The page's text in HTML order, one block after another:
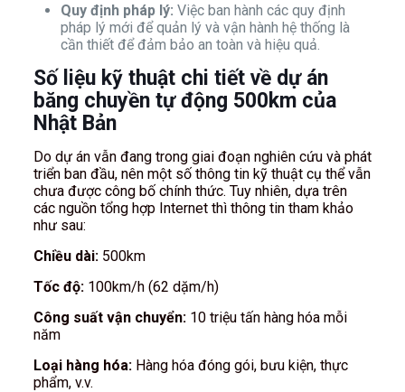
Quy định pháp lý: Việc ban hành các quy định
pháp lý mới để quản lý và vận hành hệ thống là
cần thiết để đảm bảo an toàn và hiệu quả.
Số liệu kỹ thuật chi tiết về dự án
băng chuyền tự động 500km của
Nhật Bản
Do dự án vẫn đang trong giai đoạn nghiên cứu và phát
triển ban đầu, nên một số thông tin kỹ thuật cụ thể vẫn
chưa được công bố chính thức. Tuy nhiên, dựa trên
các nguồn tổng hợp Internet thì thông tin tham khảo
như sau:
Chiều dài:500km
Tốc độ:100km/h (62 dặm/h)
Công suất vận chuyển:10 triệu tấn hàng hóa mỗi
năm
Loại hàng hóa:Hàng hóa đóng gói, bưu kiện, thực
phẩm, v.v.